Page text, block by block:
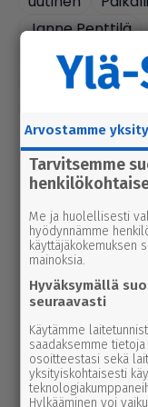
Janne Penttilä
Ylä-Satakunnan
Lue myös
pääkirjoitus
Pää­kir­joi­tus
leh­destä
aksi –
jo puolet
kautta
Ylä-Satakunnan
Sanomalehti
Arvostamme
Tarvitsemme
Me ja huolellisesti
hyödynnämme
käyttäjäkokemuksen
mainoksia.
Hyväksymällä
seuraavasti
Käytämme
saadaksemme
osoitteestasi sekä
yksityiskohtaisesti
Hylkääminen voi